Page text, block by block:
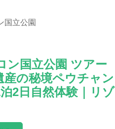
ン国立公園 ツアー
産の秘境ペウチャン
2日自然体験｜リゾ